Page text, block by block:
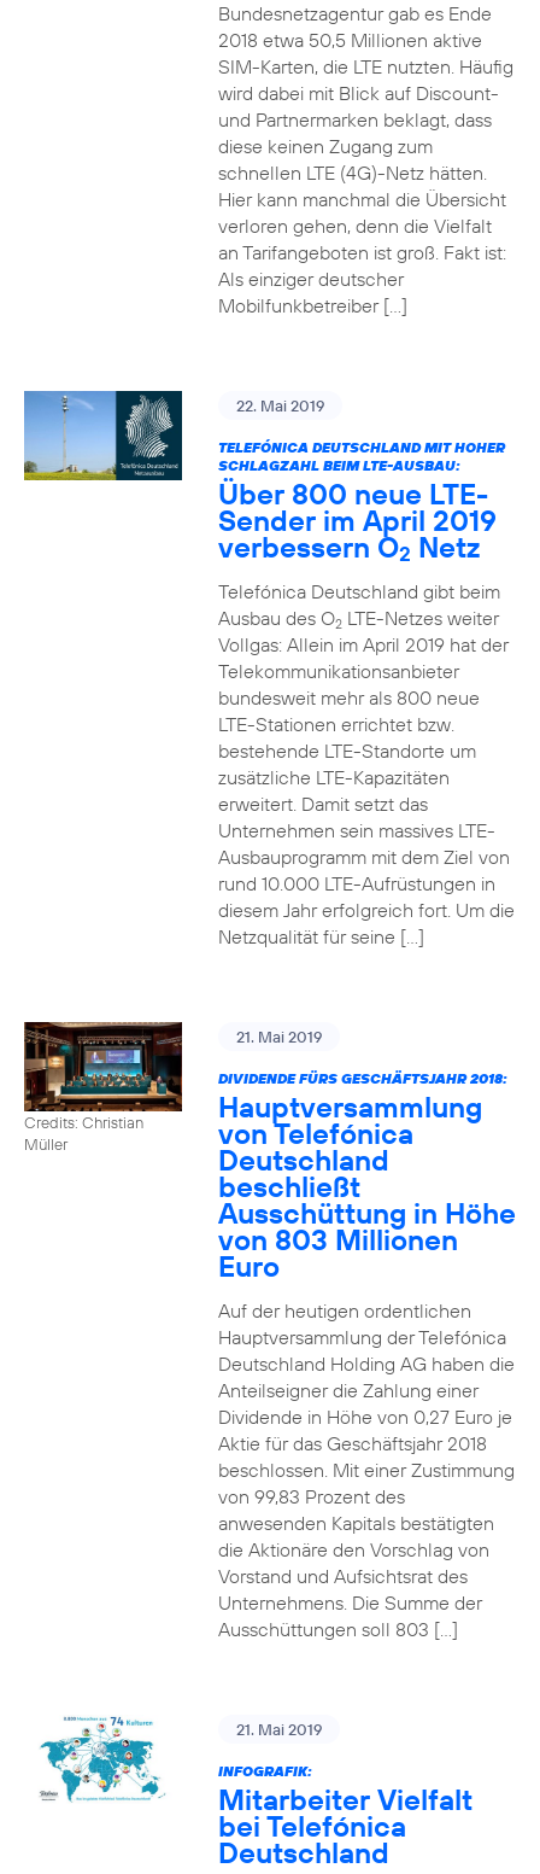
Bundesnetzagentur gab es Ende
2018 etwa 50,5 Millionen aktive
SIM-Karten, die LTE nutzten. Häufig
wird dabei mit Blick auf Discount-
und Partnermarken beklagt, dass
diese keinen Zugang zum
schnellen LTE (4G)-Netz hätten.
Hier kann manchmal die Übersicht
verloren gehen, denn die Vielfalt
an Tarifangeboten ist groß. Fakt ist:
Als einziger deutscher
Mobilfunkbetreiber […]
22. Mai 2019
TELEFÓNICA DEUTSCHLAND MIT HOHER
SCHLAGZAHL BEIM LTE-AUSBAU:
Über 800 neue LTE-
Sender im April 2019
verbessern O2 Netz
Telefónica Deutschland gibt beim
Ausbau des O2LTE-Netzes weiter
Vollgas: Allein im April 2019 hat der
Telekommunikationsanbieter
bundesweit mehr als 800 neue
LTE-Stationen errichtet bzw.
bestehende LTE-Standorte um
zusätzliche LTE-Kapazitäten
erweitert. Damit setzt das
Unternehmen sein massives LTE-
Ausbauprogramm mit dem Ziel von
rund 10.000 LTE-Aufrüstungen in
diesem Jahr erfolgreich fort. Um die
Netzqualität für seine […]
Credits: Christian
Müller
21. Mai 2019
DIVIDENDE FÜRS GESCHÄFTSJAHR 2018:
Hauptversammlung
von Telefónica
Deutschland
beschließt
Ausschüttung in Höhe
von 803 Millionen
Euro
Auf der heutigen ordentlichen
Hauptversammlung der Telefónica
Deutschland Holding AG haben die
Anteilseigner die Zahlung einer
Dividende in Höhe von 0,27 Euro je
Aktie für das Geschäftsjahr 2018
beschlossen. Mit einer Zustimmung
von 99,83 Prozent des
anwesenden Kapitals bestätigten
die Aktionäre den Vorschlag von
Vorstand und Aufsichtsrat des
Unternehmens. Die Summe der
Ausschüttungen soll 803 […]
21. Mai 2019
INFOGRAFIK:
Mitarbeiter Vielfalt
bei Telefónica
Deutschland